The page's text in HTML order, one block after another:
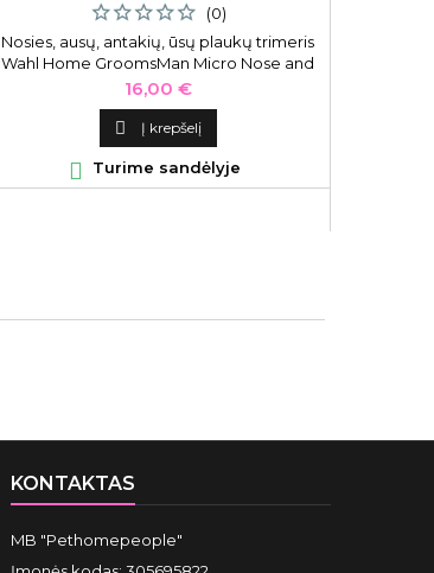
(0)
Nosies, ausų, antakių, ūsų plaukų trimeris
Wahl Home GroomsMan Micro Nose and
Ear Hair Trimmer 5640-616
Kaina
16,00 €
 Į krepšelį
 Turime sandėlyje
KONTAKTAS
MB "Pethomepeople"